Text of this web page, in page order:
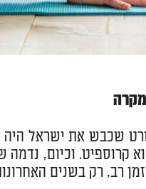
שכבש את ישראל היה
קרוספיט. וכיום,
רב, רק בשנים